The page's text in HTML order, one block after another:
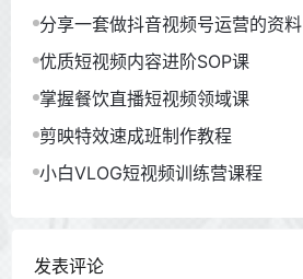
分享一套做抖音视频号运营的资料
优质短视频内容进阶SOP课
掌握餐饮直播短视频领域课
剪映特效速成班制作教程
小白VLOG短视频训练营课程
发表评论